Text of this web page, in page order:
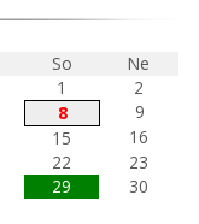
So
Ne
1
2
8
9
15
16
22
23
29
30